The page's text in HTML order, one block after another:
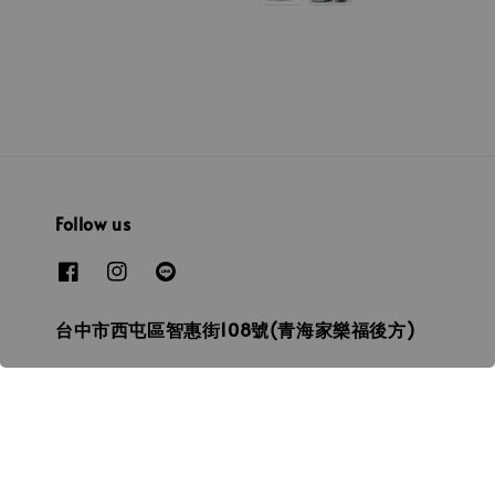
Follow us
台中市西屯區智惠街108號(青海家樂福後方)